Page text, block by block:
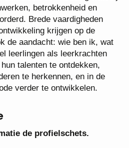
stimuleert een houding
samenwerken,
worden bevorderd.
betrekking tot
op de Minister Calsschool
ik, wat kan ik, wat wil ik?
worden uitgedaagd
deze bij zichzelf en
ontwikkelen.